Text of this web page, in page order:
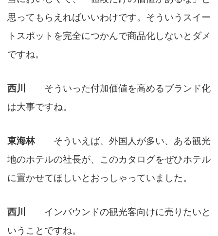
思ってもらえればいいわけです。そういうスイー
トスポットを完全につかんで商品化しないとダメ
ですね。
西川 そういった付加価値を高めるブランド化
は大事ですね。
東海林そういえば、外国人が多い、ある観光
地のホテルの社長が、このカタログをぜひホテル
に置かせてほしいとおっしゃっていました。
西川 インバウンドの観光客向けに売りたいと
いうことですね。